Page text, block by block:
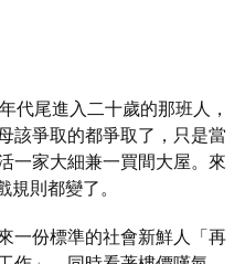
代尾進入二十歲的那班人，
該爭取的都爭取了，只是當
一家大細兼一買間大屋。來
規則都變了。
一份標準的社會新鮮人「 再